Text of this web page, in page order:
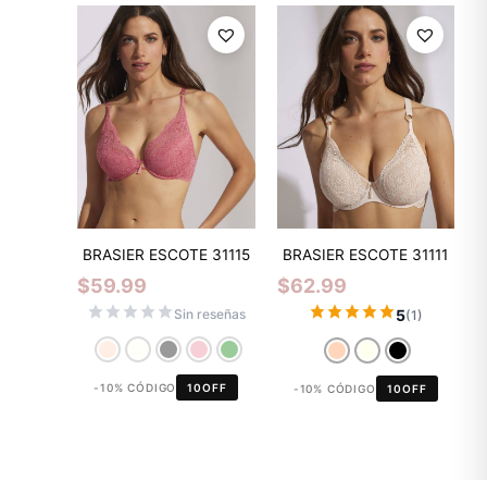
BRASIER ESCOTE 31115
$59.99
Sin reseñas
-10% CÓDIGO 10OFF
BRASIER ESCOTE 31111
$62.99
5(1)
-10% CÓDIGO 10OFF